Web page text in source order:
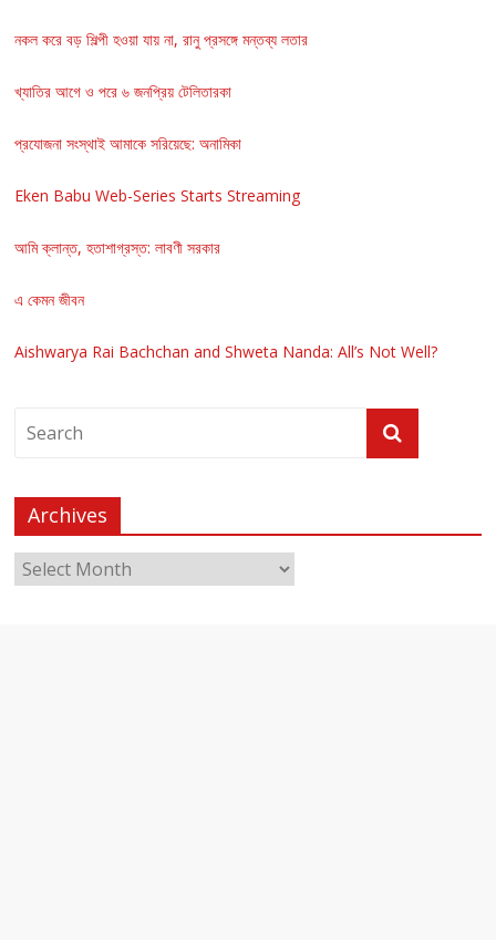
নকল করে বড় শিল্পী হওয়া যায় না, রানু প্রসঙ্গে মন্তব্য লতার
খ্যাতির আগে ও পরে ৬ জনপ্রিয় টেলিতারকা
প্রযোজনা সংস্থাই আমাকে সরিয়েছে: অনামিকা
Eken Babu Web-Series Starts Streaming
আমি ক্লান্ত, হতাশাগ্রস্ত: লাবণী সরকার
এ কেমন জীবন
Aishwarya Rai Bachchan and Shweta Nanda: All’s Not Well?
Archives